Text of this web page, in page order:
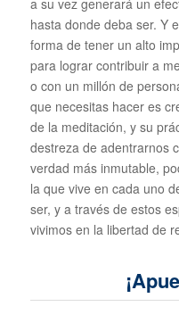
a su vez generará un
hasta donde deba ser. Y
forma de tener un alto
para lograr contribuir a
o con un millón de
que necesitas hacer es
de la meditación, y su
destreza de adentrarnos
verdad más inmutable,
la que vive en cada uno
ser, y a través de estos
vivimos en la libertad de